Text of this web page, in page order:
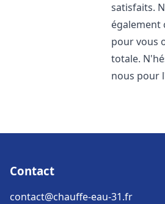
satisfaits.
également
pour vous
totale.
nous pour
Contact
contact@chauffe-eau-31.fr